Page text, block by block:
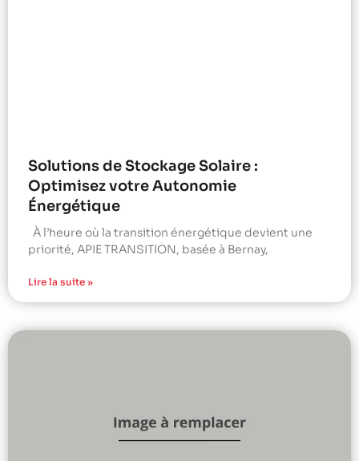
Solutions de Stockage Solaire :
Optimisez votre Autonomie
Énergétique
À l’heure où la transition énergétique devient une
priorité, APIE TRANSITION, basée à Bernay,
Lire la suite »